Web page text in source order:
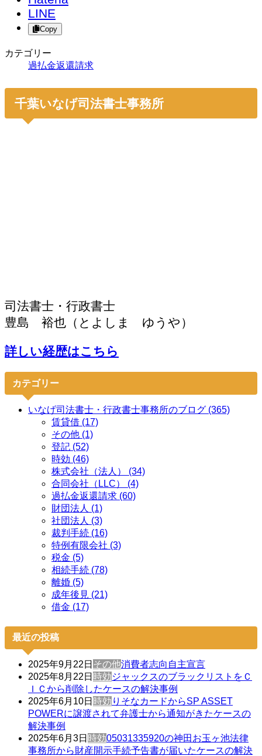
LINE
Copy
カテゴリー
過払金返還請求
千葉いなげ司法書士事務所
司法書士・行政書士
豊島 裕也（とよしま ゆうや）
詳しい経歴はこちら
カテゴリー
いなげ司法書士・行政書士事務所のブログ (365)
賃貸借 (17)
その他 (1)
登記 (52)
時効 (46)
株式会社（法人） (34)
合同会社（LLC） (4)
過払金返還請求 (60)
財団法人 (1)
社団法人 (3)
裁判手続 (16)
特例有限会社 (3)
税金 (5)
相続手続 (78)
離婚 (5)
成年後見 (21)
借金 (17)
最近の投稿
2025年9月22日 その他消費者志向自主宣言
2025年8月22日 時効ジャックスのブラックリストをＣ
ＩＣから削除したケースの解決事例
2025年6月10日 時効 りそなカードからSP ASSET
POWERに譲渡されて弁護士から通知がきたケースの
解決事例
2025年6月3日 時効05031335920の神田お玉ヶ池法律
事務所から財産開示手続予告書が届いたケースの解決